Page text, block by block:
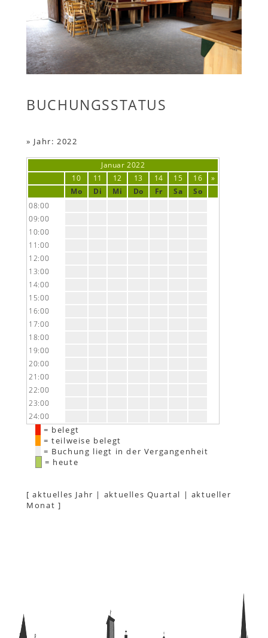
BUCHUNGSSTATUS
» Jahr: 2022
Januar 2022
10
11 12 13 14 15 16
»
Mo
Di Mi Do Fr Sa
So
08:00
09:00
10:00
11:00
12:00
13:00
14:00
15:00
16:00
17:00
18:00
19:00
20:00
21:00
22:00
23:00
24:00
= belegt
= teilweise belegt
= Buchung liegt in der Vergangenheit
= heute
[aktuelles Jahr | aktuelles Quartal | aktueller
Monat ]